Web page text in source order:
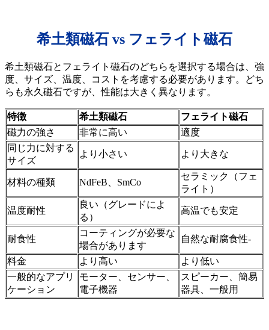
希土類磁石 vs フェライト磁石
希土類磁石とフェライト磁石のどちらを選択する場合は、強
度、サイズ、温度、コストを考慮する必要があります。どち
らも永久磁石ですが、性能は大きく異なります。
特徴 希土類磁石
フェライト磁石
磁力の強さ
非常に高い
適度
同じ力に対する
サイズ
より小さい より大きな
材料の種類 NdFeB、SmCo
セラミック（フェ
ライト）
温度耐性
良い（グレードによ
る）
高温でも安定
耐食性
コーティングが必要な
場合があります
自然な耐腐食性-
料金 より高い
より低い
一般的なアプリ
ケーション
モーター、センサー、
電子機器
スピーカー、簡易
器具、一般用